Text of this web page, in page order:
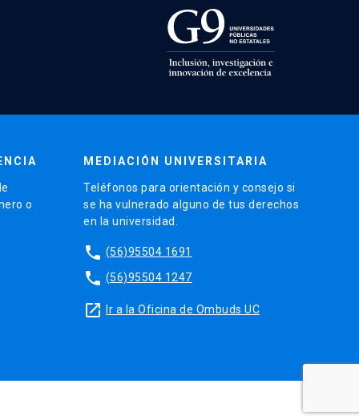
o
MEDIACIÓN UNIVERSITARIA
Teléfonos para orientación y consejo si
se ha vulnerado alguno de tus derechos
en la universidad.
phone (56)95504 1691
phone (56)95504 1247
launch Ir a la Oficina de Ombuds UC